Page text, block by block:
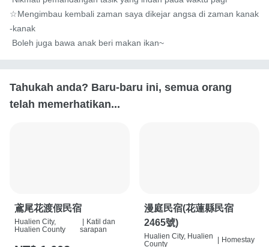
☆Mengimbau kembali zaman saya dikejar angsa di zaman kanak
-kanak
Boleh juga bawa anak beri makan ikan~
Tahukah anda? Baru-baru ini, semua orang
telah memerhatikan...
鳶尾花渡假民宿
Hualien City,
Hualien County
| Katil dan
sarapan
漫庭民宿(花蓮縣民宿
2465號)
Hualien City, Hualien
County
Homestay